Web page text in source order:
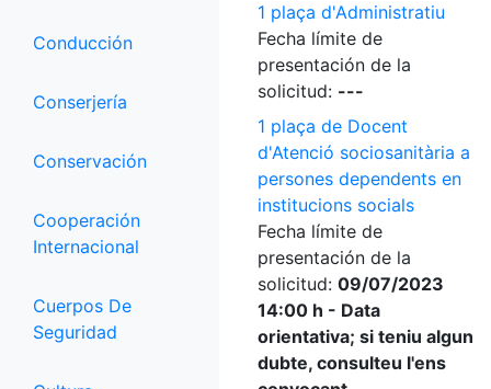
Conducción
Conserjería
Conservación
Cooperación
Internacional
Cuerpos De
Seguridad
1 plaça d'Administratiu
Fecha límite de
presentación de la
solicitud: ---
1 plaça de Docent
d'Atenció sociosanitària a
persones dependents en
institucions socials
Fecha límite de
presentación de la
solicitud: 09/07/2023
14:00 h - Data
orientativa; si teniu algun
dubte, consulteu l'ens